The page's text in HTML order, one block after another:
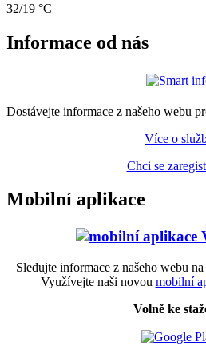
32/19 °C
Informace od nás
Dostávejte informace z našeho webu
Více o
Chci se
Mobilní aplikace
Sledujte informace z našeho webu
Využívejte naši novou mobilní
Volně ke